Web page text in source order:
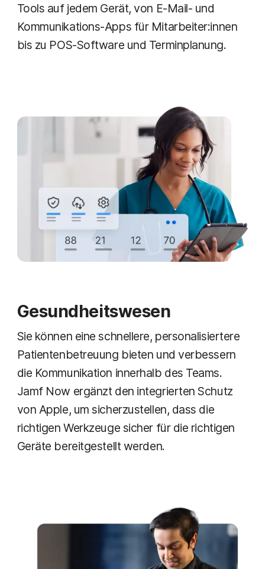
Tools auf jedem Gerät, von E-Mail- und
Kommunikations-Apps für Mitarbeiter:innen
bis zu POS-Software und Terminplanung.
Gesundheitswesen
Sie können eine schnellere, personalisiertere
Patientenbetreuung bieten und verbessern
die Kommunikation innerhalb des Teams.
Jamf Now ergänzt den integrierten Schutz
von Apple, um sicherzustellen, dass die
richtigen Werkzeuge sicher für die richtigen
Geräte bereitgestellt werden.